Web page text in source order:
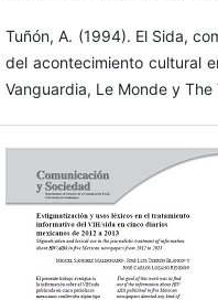
Tuñón, A. (1994). El Sida,
del acontecimiento cultural
Vanguardia, Le Monde y The